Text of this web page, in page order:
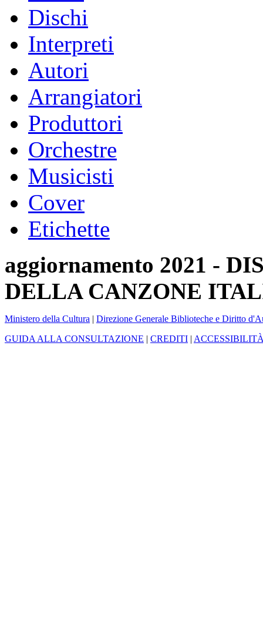
Dischi
Interpreti
Autori
Arrangiatori
Produttori
Orchestre
Musicisti
Cover
Etichette
aggiornamento 2021 -
DELLA CANZONE
Ministero della Cultura | Direzione Generale Biblioteche e Diritto
GUIDA ALLA CONSULTAZIONE | CREDITI |